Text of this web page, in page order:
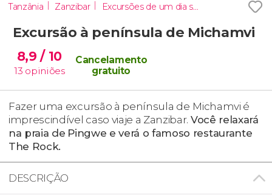
Tanzânia Zanzibar Excursões de um dia saindo de Zanzibar
Excursão à península de Michamvi
8,9/ 10
13 opiniões
Cancelamento
gratuito
Fazer uma excursão à península de Michamvi é
imprescindível caso viaje a Zanzibar. Você relaxará
na praia de Pingwe e verá o famoso restaurante
The Rock.
DESCRIÇÃO